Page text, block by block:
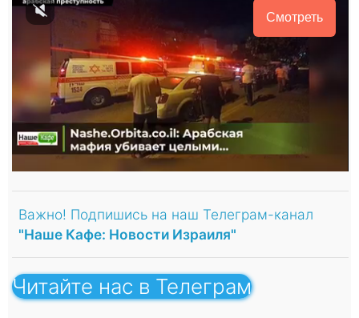
Смотреть
Важно! Подпишись на наш Телеграм-канал
"Наше Кафе: Новости Израиля"
Читайте нас в Телеграм